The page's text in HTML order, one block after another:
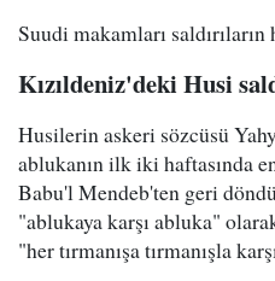
Suudi makamları
Kızıldeniz'deki Husi
Husilerin askeri sözcüsü
ablukanın ilk iki haftasında
Babu'l Mendeb'ten geri
"ablukaya karşı abluka"
"her tırmanışa tırmanışla